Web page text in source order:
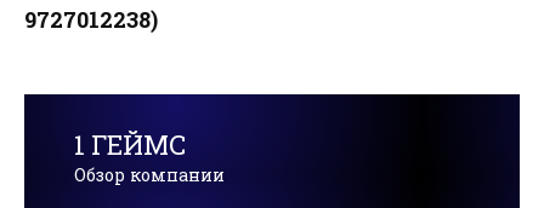
9727012238)
1 ГЕЙМС
Обзор компании